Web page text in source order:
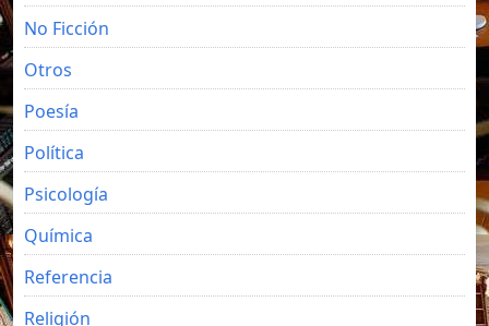
No Ficción
Otros
Poesía
Política
Psicología
Química
Referencia
Religión